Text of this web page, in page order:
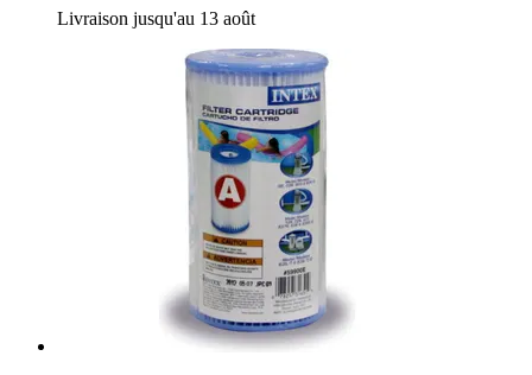
Livraison jusqu'au 13 août